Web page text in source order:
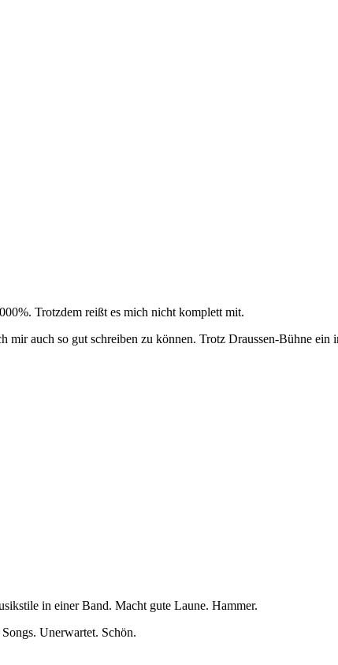
Trotzdem reißt es mich nicht komplett mit.
auch so gut schreiben zu können. Trotz Draussen-Bühne ein
in einer Band. Macht gute Laune. Hammer.
Unerwartet. Schön.